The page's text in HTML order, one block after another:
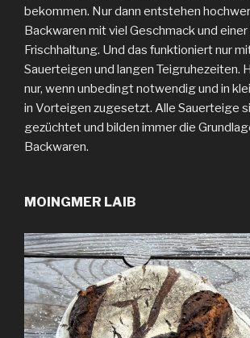
bekommen. Nur dann entstehen
Backwaren mit viel Geschmack und einer
Frischhaltung. Und das funktioniert nur
Sauerteigen und langen Teigruhezeiten.
nur, wenn unbedingt notwendig und in
in Vorteigen zugesetzt. Alle Sauerteige
gezüchtet und bilden immer die
Backwaren.
MOINGMER LAIB